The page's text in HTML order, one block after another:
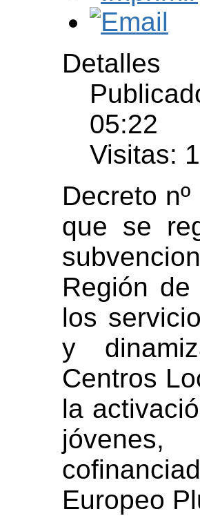
Detalles
05:22
Visitas:
Decreto
que se
Región
los
y
Centros
la
Europeo